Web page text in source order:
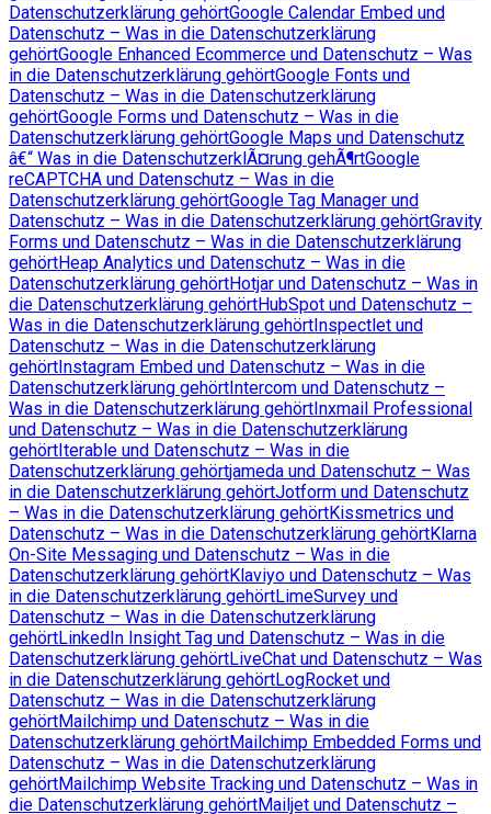
Datenschutzerklärung gehörtGoogle Calendar Embed und
Datenschutz – Was in die Datenschutzerklärung
gehörtGoogle Enhanced Ecommerce und Datenschutz – Was
in die Datenschutzerklärung gehörtGoogle Fonts und
Datenschutz – Was in die Datenschutzerklärung
gehörtGoogle Forms und Datenschutz – Was in die
Datenschutzerklärung gehörtGoogle Maps und Datenschutz
â€“ Was in die DatenschutzerklÃ¤rung gehÃ¶rtGoogle
reCAPTCHA und Datenschutz – Was in die
Datenschutzerklärung gehörtGoogle Tag Manager und
Datenschutz – Was in die Datenschutzerklärung gehörtGravity
Forms und Datenschutz – Was in die Datenschutzerklärung
gehörtHeap Analytics und Datenschutz – Was in die
Datenschutzerklärung gehörtHotjar und Datenschutz – Was in
die Datenschutzerklärung gehörtHubSpot und Datenschutz –
Was in die Datenschutzerklärung gehörtInspectlet und
Datenschutz – Was in die Datenschutzerklärung
gehörtInstagram Embed und Datenschutz – Was in die
Datenschutzerklärung gehörtIntercom und Datenschutz –
Was in die Datenschutzerklärung gehörtInxmail Professional
und Datenschutz – Was in die Datenschutzerklärung
gehörtIterable und Datenschutz – Was in die
Datenschutzerklärung gehörtjameda und Datenschutz – Was
in die Datenschutzerklärung gehörtJotform und Datenschutz
– Was in die Datenschutzerklärung gehörtKissmetrics und
Datenschutz – Was in die Datenschutzerklärung gehörtKlarna
On-Site Messaging und Datenschutz – Was in die
Datenschutzerklärung gehörtKlaviyo und Datenschutz – Was
in die Datenschutzerklärung gehörtLimeSurvey und
Datenschutz – Was in die Datenschutzerklärung
gehörtLinkedIn Insight Tag und Datenschutz – Was in die
Datenschutzerklärung gehörtLiveChat und Datenschutz – Was
in die Datenschutzerklärung gehörtLogRocket und
Datenschutz – Was in die Datenschutzerklärung
gehörtMailchimp und Datenschutz – Was in die
Datenschutzerklärung gehörtMailchimp Embedded Forms und
Datenschutz – Was in die Datenschutzerklärung
gehörtMailchimp Website Tracking und Datenschutz – Was in
die Datenschutzerklärung gehörtMailjet und Datenschutz –